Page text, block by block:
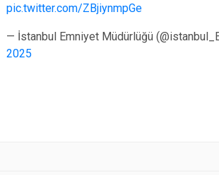
pic.twitter.com/ZBjiynmpGe
— İstanbul Emniyet Müdürlüğü
2025